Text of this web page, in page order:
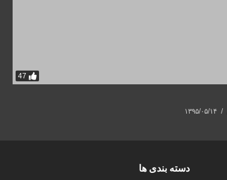
47
۱۳۹۵/۰۵/۱۴
دسته بندی ها